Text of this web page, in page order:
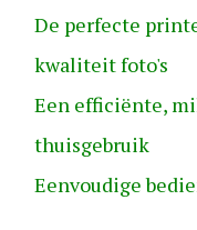
De perfecte
kwaliteit foto's
Een efficiënte,
thuisgebruik
Eenvoudige